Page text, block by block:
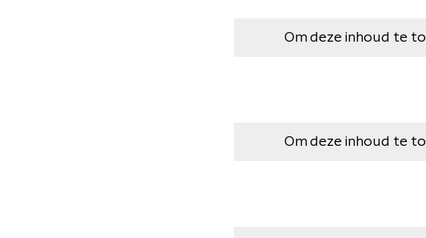
Om deze inhoud te
Om deze inhoud te